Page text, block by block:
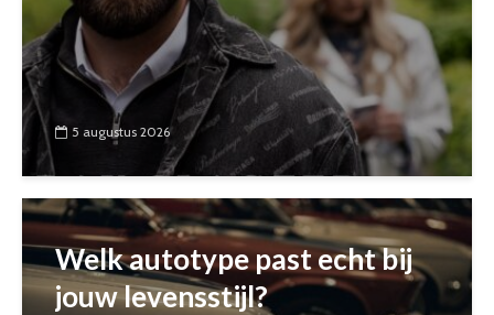
5 augustus 2026
Welk autotype past echt bij
jouw levensstijl?